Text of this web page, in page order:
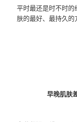
平时最还是时不时
肤的最好、最持久的
早晚肌肤